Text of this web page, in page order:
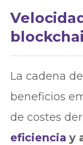
La cadena
beneficios
de costes
eficiencia y